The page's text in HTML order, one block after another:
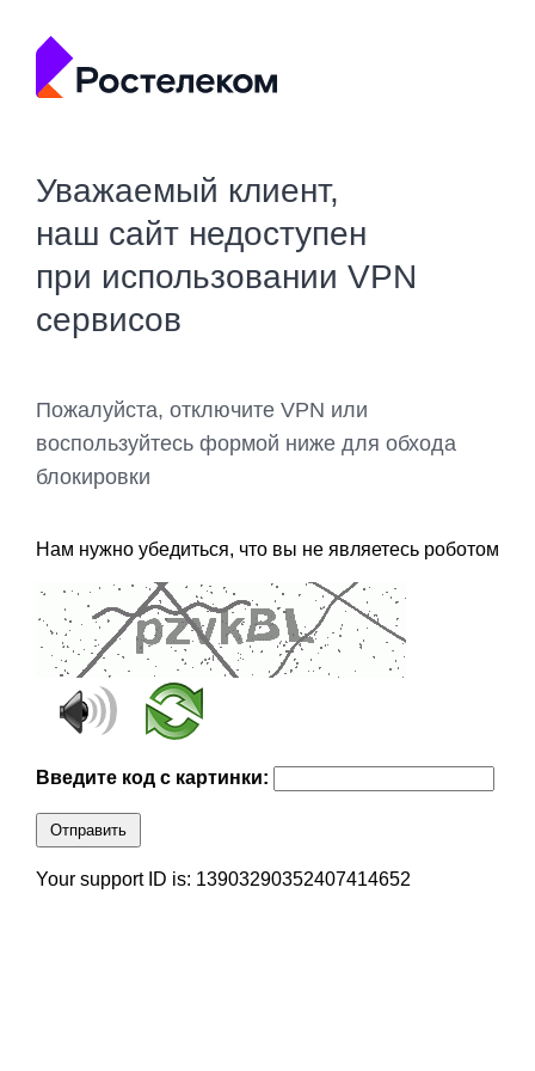
Уважаемый клиент,
наш сайт недоступен
при использовании VPN
сервисов
Пожалуйста, отключите VPN или
воспользуйтесь формой ниже для обхода
блокировки
Нам нужно убедиться, что вы не являетесь роботом
Введите код с картинки:
Отправить
Your support ID is: 13903290352407414652